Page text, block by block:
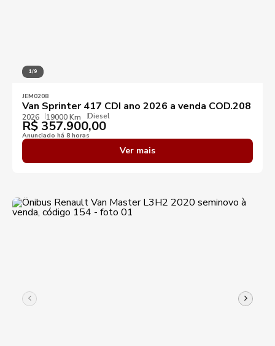
1/9
JEM0208
Van Sprinter 417 CDI ano 2026 a venda COD.208
2026 19000 Km Diesel
R$ 357.900,00
Anunciado há 8 horas
Ver mais